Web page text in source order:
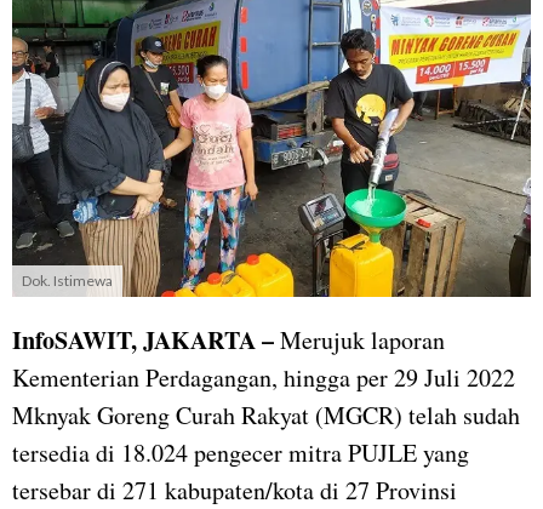
Dok. Istimewa
InfoSAWIT, JAKARTA –Merujuk laporan
Kementerian Perdagangan, hingga per 29 Juli 2022
Mknyak Goreng Curah Rakyat (MGCR) telah sudah
tersedia di 18.024 pengecer mitra PUJLE yang
tersebar di 271 kabupaten/kota di 27 Provinsi